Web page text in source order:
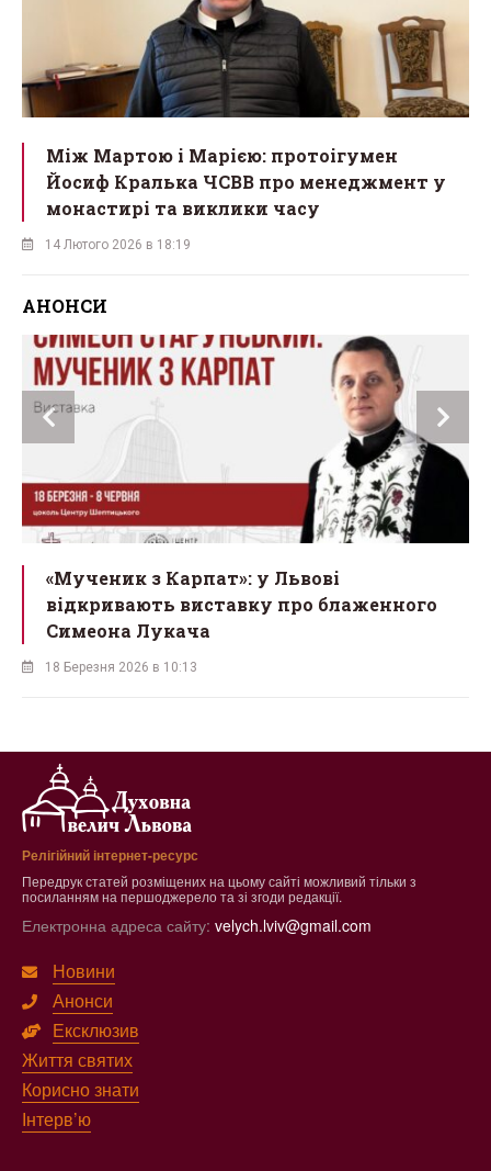
Між Мартою і Марією: протоігумен
Йосиф Кралька ЧСВВ про менеджмент у
монастирі та виклики часу
14 Лютого 2026 в 18:19
АНОНСИ
«Мученик з Карпат»: у Львові
відкривають виставку про блаженного
Симеона Лукача
18 Березня 2026 в 10:13
Релігійний інтернет-ресурс
Передрук статей розміщених на цьому сайті можливий тільки з
посиланням на першоджерело та зі згоди редакції.
Електронна адреса сайту: velych.lviv@gmail.com
Новини
Анонси
Ексклюзив
Життя святих
Корисно знати
Інтерв’ю